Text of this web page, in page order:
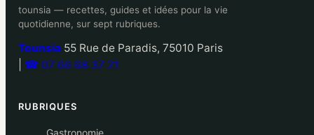
tounsia — recettes, guides et idées pour la vie
quotidienne, sur sept rubriques.
Tounsia 55 Rue de Paradis, 75010 Paris
☎ 07 66 68 37 21
RUBRIQUES
Gastronomie